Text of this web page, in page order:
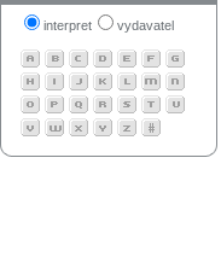
interpret vydavatel